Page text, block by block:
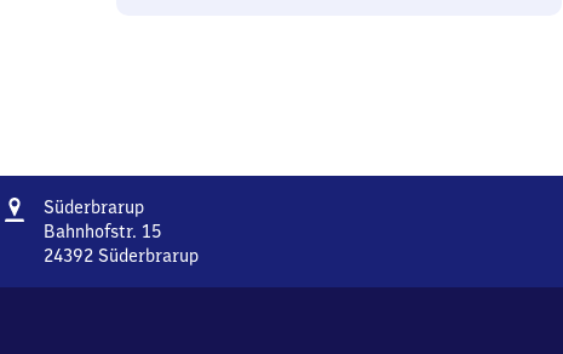
Adresse
SüderbrarupSüderbrarup
Bahnhofstr. 15
24392 Süderbrarup